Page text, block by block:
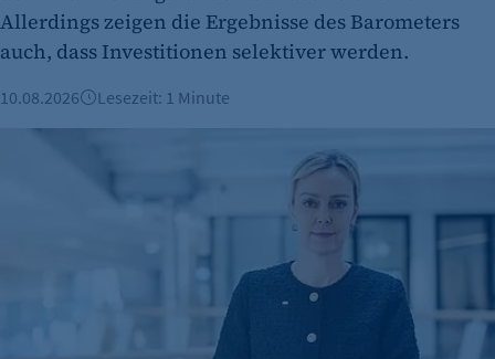
Allerdings zeigen die Ergebnisse des Barometers
auch, dass Investitionen selektiver werden.
10.08.2026 Lesezeit: 1 Minute